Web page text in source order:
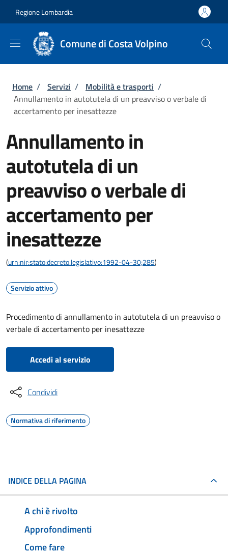
Regione Lombardia
Comune di Costa Volpino
Briciole di pane
Home / Servizi / Mobilità e trasporti /
Annullamento in autotutela di un preavviso o verbale di
accertamento per inesattezze
Annullamento in
autotutela di un
preavviso o verbale di
accertamento per
inesattezze
(urn:nir:stato:decreto.legislativo:1992-04-30;285)
Servizio attivo
Procedimento di annullamento in autotutela di un preavviso o
verbale di accertamento per inesattezze
Accedi al servizio
Condividi
Normativa di riferimento
INDICE DELLA PAGINA
A chi è rivolto
Approfondimenti
Come fare